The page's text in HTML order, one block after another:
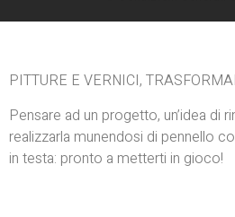
PITTURE E VERNICI,
Pensare ad un progetto, un’idea di
realizzarla munendosi di pennello
in testa: pronto a metterti in gioco!